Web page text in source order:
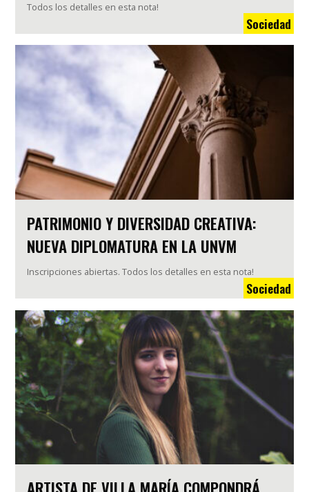
Todos los detalles en esta nota!
Sociedad
PATRIMONIO Y DIVERSIDAD CREATIVA:
NUEVA DIPLOMATURA EN LA UNVM
Inscripciones abiertas. Todos los detalles en esta nota!
Sociedad
ARTISTA DE VILLA MARÍA COMPONDRÁ